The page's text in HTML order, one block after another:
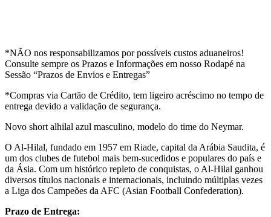
*NÃO nos responsabilizamos por possíveis custos aduaneiros!
Consulte sempre os Prazos e Informações em nosso Rodapé na
Sessão “Prazos de Envios e Entregas”
*Compras via Cartão de Crédito, tem ligeiro acréscimo no tempo de
entrega devido a validação de segurança.
Novo short alhilal azul masculino, modelo do time do Neymar.
O Al-Hilal, fundado em 1957 em Riade, capital da Arábia Saudita, é
um dos clubes de futebol mais bem-sucedidos e populares do país e
da Ásia. Com um histórico repleto de conquistas, o Al-Hilal ganhou
diversos títulos nacionais e internacionais, incluindo múltiplas vezes
a Liga dos Campeões da AFC (Asian Football Confederation).
Prazo de Entrega: